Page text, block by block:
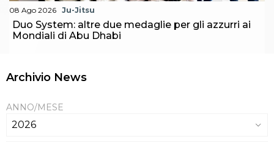
08 Ago 2026 Ju-Jitsu
Duo System: altre due medaglie per gli azzurri ai
Mondiali di Abu Dhabi
Archivio News
ANNO/MESE
2026